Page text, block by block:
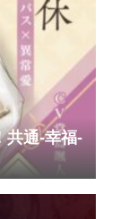
共通-幸福-